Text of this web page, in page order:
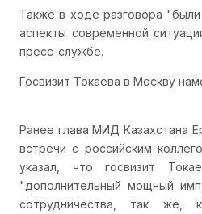
Также в ходе разговора
аспекты современной
пресс-службе.
Госвизит Токаева в Москву
Ранее глава МИД Казахстана
встречи с российским
указал, что госвизит
"дополнительный мощный
сотрудничества, так